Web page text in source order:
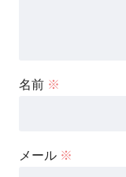
名前 ※
メール ※